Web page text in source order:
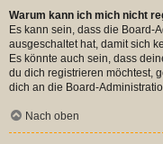
Warum kann ich mich nicht
Es kann sein, dass die Board-
ausgeschaltet hat, damit sich
Es könnte auch sein, dass
du dich registrieren möchtest,
dich an die Board-
Nach oben